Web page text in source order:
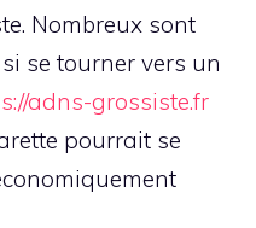
Nombreux sont
se tourner vers un
adns-grossiste.fr
pourrait se